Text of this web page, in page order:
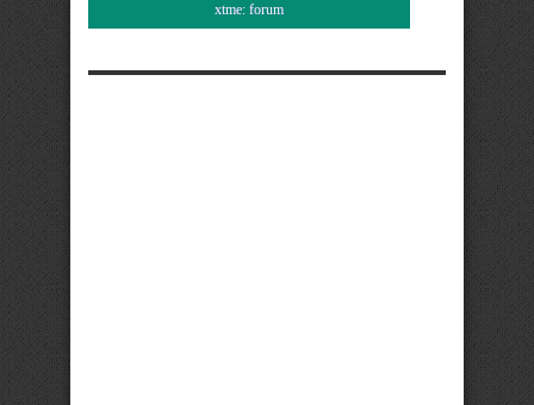
xtme: forum